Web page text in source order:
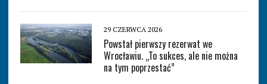
29 CZERWCA 2026
Powstał pierwszy rezerwat we
Wrocławiu. „To sukces, ale nie można
na tym poprzestać”